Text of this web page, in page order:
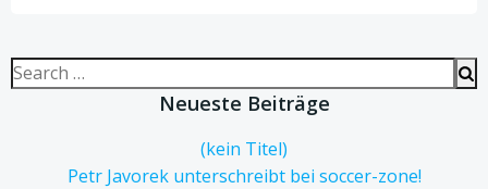
Search
for:
Neueste Beiträge
(kein Titel)
Petr Javorek unterschreibt bei soccer-zone!